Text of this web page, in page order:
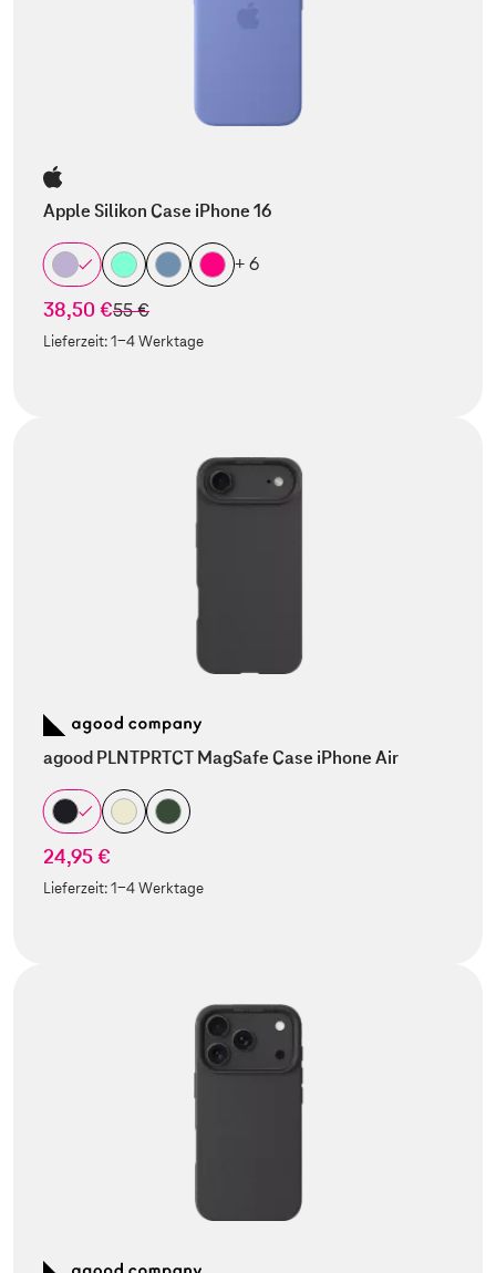
Apple Silikon Case iPhone 16
+ 6
38,50 €statt
55 €
Lieferzeit:1-4 Werktage
agood PLNTPRTCT MagSafe Case iPhone Air
24,95 €
Lieferzeit:1-4 Werktage